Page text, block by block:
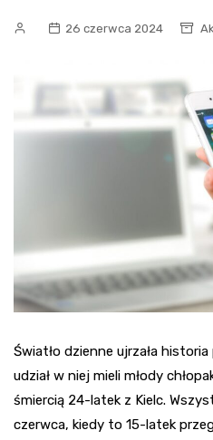
26 czerwca 2024
Światło dzienne ujrzała
udział w niej mieli młody
śmiercią 24-latek z Kielc.
czerwca, kiedy to 15-latek